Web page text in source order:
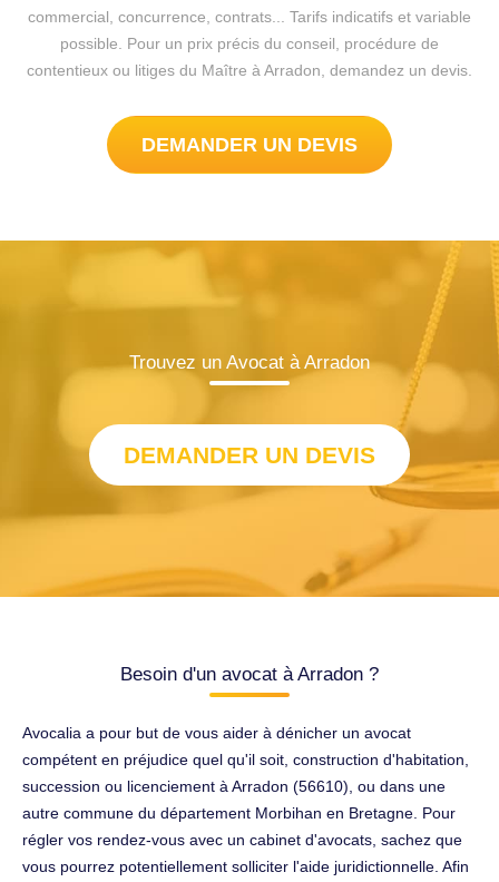
commercial, concurrence, contrats... Tarifs indicatifs et variable
possible. Pour un prix précis du conseil, procédure de
contentieux ou litiges du Maître à Arradon, demandez un devis.
DEMANDER UN DEVIS
Trouvez un Avocat à Arradon
DEMANDER UN DEVIS
Besoin d'un avocat à Arradon ?
Avocalia a pour but de vous aider à dénicher un avocat
compétent en préjudice quel qu'il soit, construction d'habitation,
succession ou licenciement à Arradon (56610), ou dans une
autre commune du département Morbihan en Bretagne. Pour
régler vos rendez-vous avec un cabinet d'avocats, sachez que
vous pourrez potentiellement solliciter l'aide juridictionnelle. Afin